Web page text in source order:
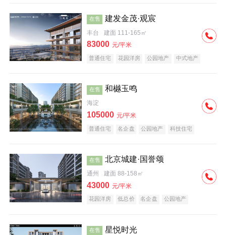
在售 建发金茂·观宸
丰台 建面 111-165㎡
83000 元/平米
普通住宅 花园洋房 公园地产
中式地产
在售 和樾玉鸣
海淀
105000 元/平米
普通住宅 名企盘 公园地产 科技住宅
在售 北京城建·国誉颂
通州 建面 88-158㎡
43000 元/平米
花园洋房 低总价 名企盘 公园地产
在售 星悦时光